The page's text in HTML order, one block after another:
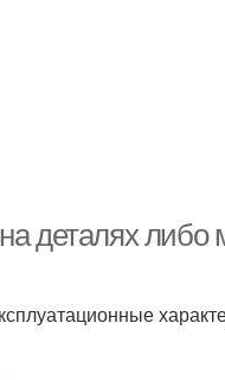
деталях либо